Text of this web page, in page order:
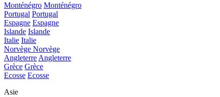
Monténégro Monténégro
Portugal Portugal
Espagne Espagne
Islande Islande
Italie Italie
Norvège Norvège
Angleterre Angleterre
Grèce Grèce
Ecosse Ecosse
Asie